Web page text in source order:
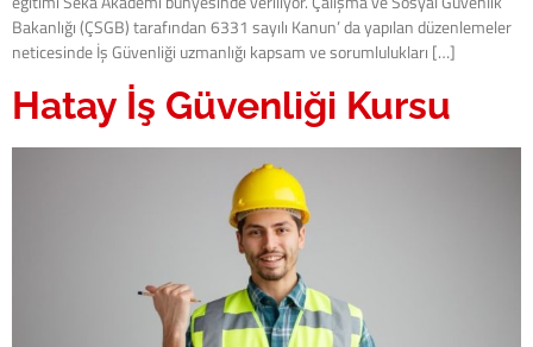
Bakanlığı (ÇSGB) tarafından 6331 sayılı Kanun’ da yapılan düzenlemeler
neticesinde İş Güvenliği uzmanlığı kapsam ve sorumlulukları […]
Hatay İş Güvenliği Kursu